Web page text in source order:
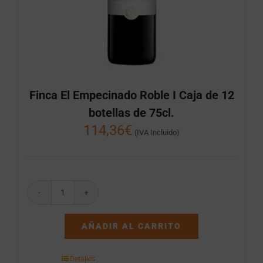
Finca El Empecinado Roble I Caja de 12
botellas de 75cl.
114,36€ (IVA Incluido)
Finca
Empecinado
Roble
Caja
AÑADIR AL CARRITO
Detalles